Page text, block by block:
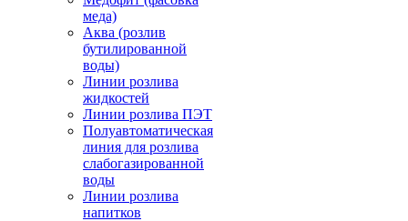
меда)
Аква (розлив
бутилированной
воды)
Линии розлива
жидкостей
Линии розлива ПЭТ
Полуавтоматическая
линия для розлива
слабогазированной
воды
Линии розлива
напитков